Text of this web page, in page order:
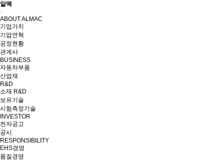
알멕
Toggle
navigation
ABOUT ALMAC
기업가치
기업연혁
공정현황
관계사
BUSINESS
자동차부품
산업재
R&D
소재 R&D
보유기술
시험측정기술
INVESTOR
전자공고
공시
RESPONSIBILITY
EHS경영
품질경영